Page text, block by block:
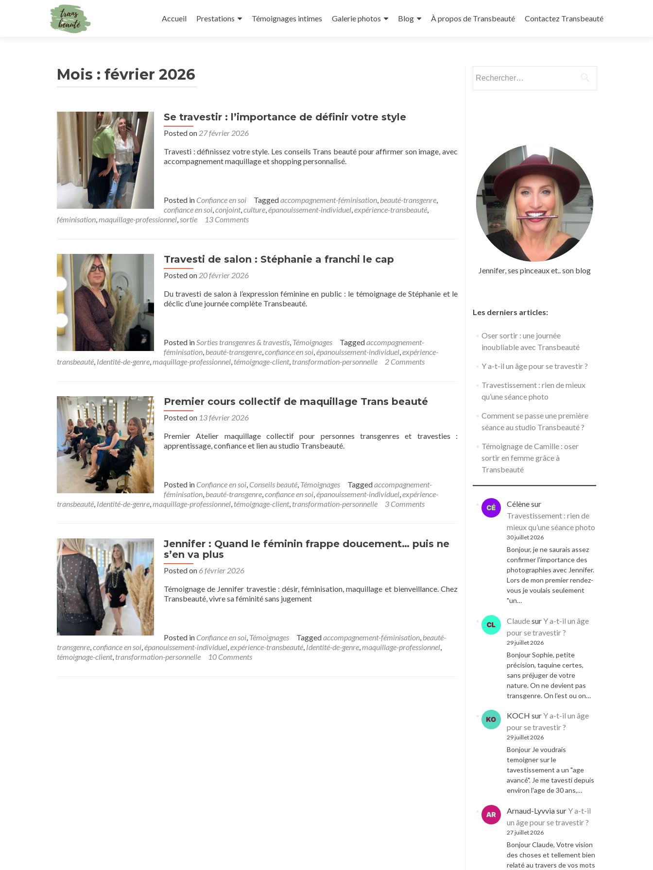
to
Accueil Prestations Témoignages intimes Galerie photos Blog À propos de Transbeauté Contactez Transbeauté
Mois : février 2026
Se travestir : l’importance de définir votre style
Posted on 27 février 2026
Travesti : définissez votre style. Les conseils Trans beauté pour affirmer son image, avec
accompagnement maquillage et shopping personnalisé.
Posted in Confiance en soi Taggedaccompagnement-féminisation, beauté-transgenre,
confiance en soi,conjoint,culture,épanouissement-individuel,expérience-transbeauté,
féminisation,maquillage-professionnel,sortie 13 Comments
Travesti de salon : Stéphanie a franchi le cap
Posted on 20 février 2026
Du travesti de salon à l’expression féminine en public : le témoignage de Stéphanie et le
déclic d’une journée complète Transbeauté.
Posted inSorties transgenres & travestis, Témoignages Taggedaccompagnement-
féminisation, beauté-transgenre,confiance en soi,épanouissement-individuel,expérience-
transbeauté, Identité-de-genre,maquillage-professionnel, témoignage-client, transformation-personnelle 2 Comments
Premier cours collectif de maquillage Trans beauté
Posted on 13 février 2026
Premier Atelier maquillage collectif pour personnes transgenres et travesties :
apprentissage, confiance et lien au studio Transbeauté.
Posted in Confiance en soi, Conseils beauté, Témoignages Taggedaccompagnement-
féminisation, beauté-transgenre,confiance en soi,épanouissement-individuel,expérience-
transbeauté, Identité-de-genre,maquillage-professionnel, témoignage-client, transformation-personnelle 3 Comments
Jennifer : Quand le féminin frappe doucement… puis ne
s’en va plus
Posted on 6 février 2026
Témoignage de Jennifer travestie : désir, féminisation, maquillage et bienveillance. Chez
Transbeauté, vivre sa féminité sans jugement
Posted in Confiance en soi, Témoignages Taggedaccompagnement-féminisation, beauté-
transgenre,confiance en soi,épanouissement-individuel,expérience-transbeauté, Identité-de-genre,maquillage-professionnel,
témoignage-client, transformation-personnelle 10 Comments
Jennifer, ses pinceaux et.. son blog
Les derniers articles:
Oser sortir : une journée
inoubliable avec Transbeauté
Y a-t-il un âge pour se travestir ?
Travestissement : rien de mieux
qu’une séance photo
Comment se passe une première
séance au studio Transbeauté ?
Témoignage de Camille : oser
sortir en femme grâce à
Transbeauté
Célènesur
Travestissement : rien de
mieux qu’une séance photo
30 juillet 2026
Bonjour, je ne saurais assez
confirmer l'importance des
photographies avec Jennifer.
Lors de mon premier rendez-
vous je voulais seulement
"un…
ClaudesurY a-t-il un âge
pour se travestir ?
29 juillet 2026
Bonjour Sophie, petite
précision, taquine certes,
sans préjuger de votre
nature. On ne devient pas
transgenre. On l'est ou on…
KOCH surY a-t-il un âge
pour se travestir ?
29 juillet 2026
Bonjour Je voudrais
temoigner sur le
tavestissement a un "age
avancé". Je me tavesti depuis
environ l'age de 30 ans,…
Arnaud-LyvviasurY a-t-il
un âge pour se travestir ?
27 juillet 2026
Bonjour Claude, Votre vision
des choses et tellement bien
relaté au travers de vos mots